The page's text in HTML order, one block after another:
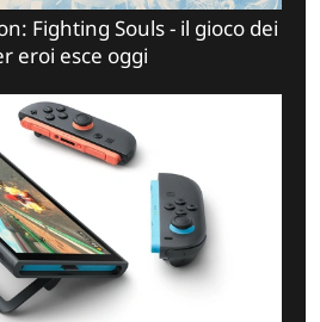
Fighting Souls - il gioco dei
eroi esce oggi